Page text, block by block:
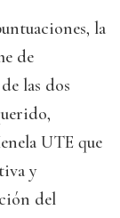
la
de
las dos
UTE que
y
del